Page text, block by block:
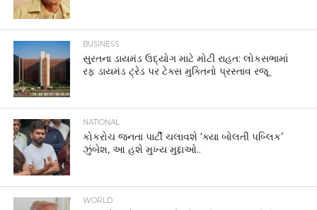
BUSINESS
સુરતના ડાયમંડ ઉદ્યોગ માટે મોટી રાહત: લોકસભામાં
રફ ડાયમંડ ટ્રેડ પર ટેક્સ મુક્તિનો પ્રસ્તાવ રજૂ
NATIONAL
કોકરોચ જનતા પાર્ટી ચલાવશે ‘ક્યા બોલતી પબ્લિક’
ઝુંબેશ, આ હશે મુખ્ય મુદ્દાઓ..
WORLD